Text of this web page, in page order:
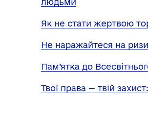
Як не стати жертвою
Не наражайтеся на
Пам’ятка до
Твої права — твій